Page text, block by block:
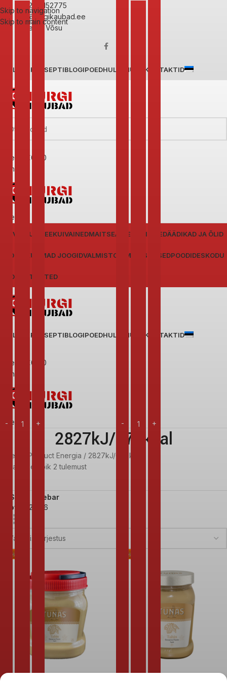
Skip to navigation
Skip to main content
+372 56152775
info@turgikaubad.ee
Mere 83 Võsu
AVALEHT RETSEPTIBLOGIPOEDHULGIMÜÜK KONTAKTID
items €0,00
Menüü
items
OLIIVID GURMEEKUIVAINEDMAITSEAINED HOIDISEDÄÄDIKAD JA ÕLID
JOOGID KUUMAD JOOGIDVALMISTOIT MAIUSTUSEDPOODIDESKODU
SOODUSTOOTED
AVALEHT RETSEPTIBLOGIPOEDHULGIMÜÜK KONTAKTID
items €0,00
Menüü
0items
2827kJ/676kcal
Esileht Product Energia
2827kJ/676kcal
Kuvatakse kõik 2 tulemust
Show sidebar
Show
24 36